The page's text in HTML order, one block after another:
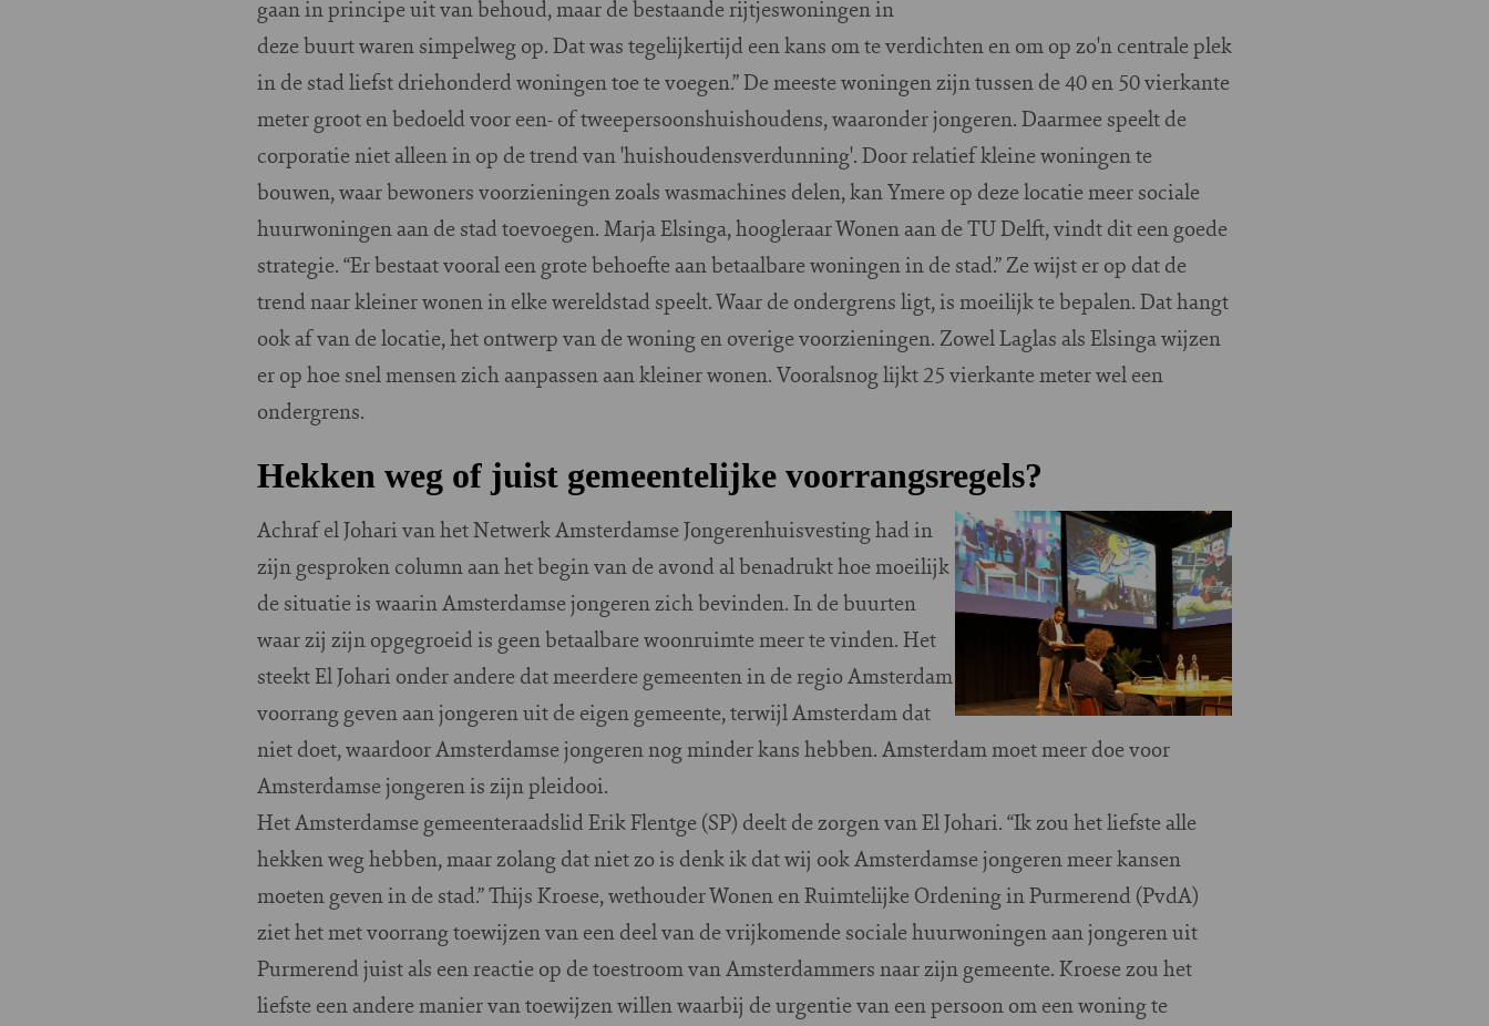
gaan in principe uit van behoud, maar de bestaande rijtjeswoningen in
deze buurt waren simpelweg op. Dat was tegelijkertijd een kans om te verdichten en om op zo'n centrale plek
in de stad liefst driehonderd woningen toe te voegen.” De meeste woningen zijn tussen de 40 en 50 vierkante
meter groot en bedoeld voor een- of tweepersoonshuishoudens, waaronder jongeren. Daarmee speelt de
corporatie niet alleen in op de trend van 'huishoudensverdunning'. Door relatief kleine woningen te
bouwen, waar bewoners voorzieningen zoals wasmachines delen, kan Ymere op deze locatie meer sociale
huurwoningen aan de stad toevoegen. Marja Elsinga, hoogleraar Wonen aan de TU Delft, vindt dit een goede
strategie. “Er bestaat vooral een grote behoefte aan betaalbare woningen in de stad.” Ze wijst er op dat de
trend naar kleiner wonen in elke wereldstad speelt. Waar de ondergrens ligt, is moeilijk te bepalen. Dat hangt
ook af van de locatie, het ontwerp van de woning en overige voorzieningen. Zowel Laglas als Elsinga wijzen
er op hoe snel mensen zich aanpassen aan kleiner wonen. Vooralsnog lijkt 25 vierkante meter wel een
ondergrens.
Hekken weg of juist gemeentelijke voorrangsregels?
Achraf el Johari van het Netwerk Amsterdamse Jongerenhuisvesting had in
zijn gesproken column aan het begin van de avond al benadrukt hoe moeilijk
de situatie is waarin Amsterdamse jongeren zich bevinden. In de buurten
waar zij zijn opgegroeid is geen betaalbare woonruimte meer te vinden. Het
steekt El Johari onder andere dat meerdere gemeenten in de regio Amsterdam
voorrang geven aan jongeren uit de eigen gemeente, terwijl Amsterdam dat
niet doet, waardoor Amsterdamse jongeren nog minder kans hebben. Amsterdam moet meer doe voor
Amsterdamse jongeren is zijn pleidooi.
Het Amsterdamse gemeenteraadslid Erik Flentge (SP) deelt de zorgen van El Johari. “Ik zou het liefste alle
hekken weg hebben, maar zolang dat niet zo is denk ik dat wij ook Amsterdamse jongeren meer kansen
moeten geven in de stad.” Thijs Kroese, wethouder Wonen en Ruimtelijke Ordening in Purmerend (PvdA)
ziet het met voorrang toewijzen van een deel van de vrijkomende sociale huurwoningen aan jongeren uit
Purmerend juist als een reactie op de toestroom van Amsterdammers naar zijn gemeente. Kroese zou het
liefste een andere manier van toewijzen willen waarbij de urgentie van een persoon om een woning te